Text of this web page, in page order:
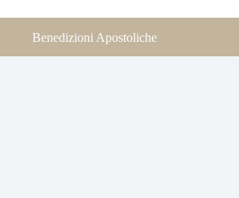
Benedizioni Apostoliche